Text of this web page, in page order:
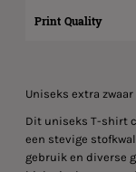
Print Quality
Uniseks extra
Dit uniseks T-shirt
een stevige
gebruik en diverse